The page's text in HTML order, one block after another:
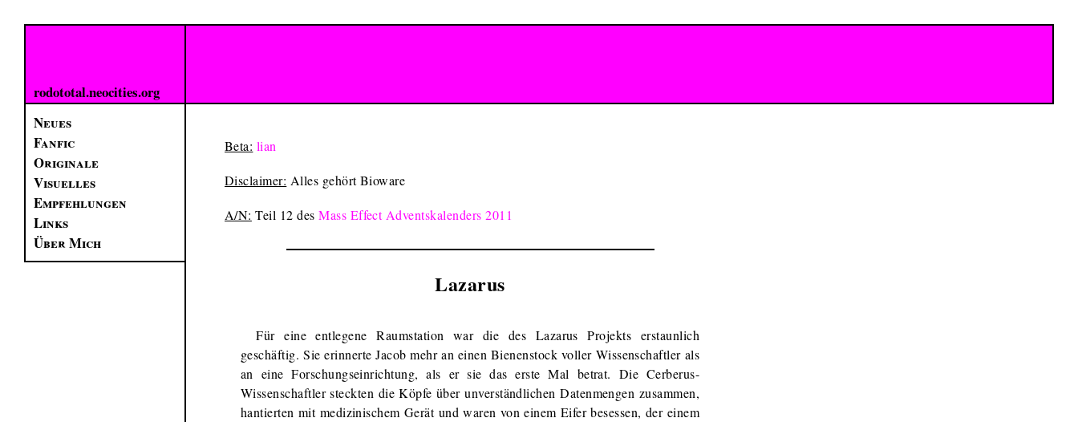
rodototal.neocities.org
Neues
Fanfic
Originale
Visuelles
Empfehlungen
Links
Über Mich
Beta: lian
Disclaimer: Alles gehört Bioware
A/N: Teil 12 desMass Effect Adventskalenders 2011
Lazarus
Für eine entlegene Raumstation war die des Lazarus Projekts erstaunlich
geschäftig. Sie erinnerte Jacob mehr an einen Bienenstock voller Wissenschaftler als
an eine Forschungseinrichtung, als er sie das erste Mal betrat. Die Cerberus-
Wissenschaftler steckten die Köpfe über unverständlichen Datenmengen zusammen,
hantierten mit medizinischem Gerät und waren von einem Eifer besessen, der einem